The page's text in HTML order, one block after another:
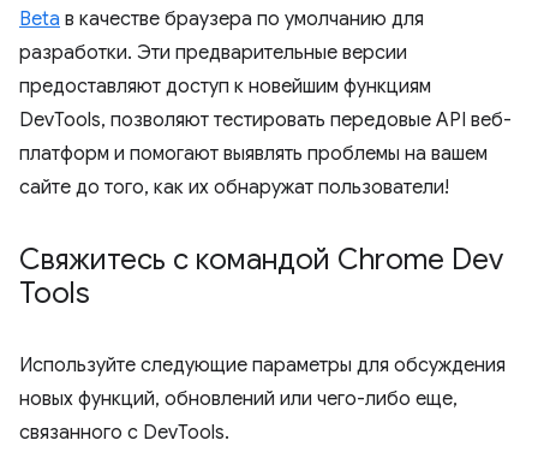
Beta в качестве браузера по умолчанию для
разработки. Эти предварительные версии
предоставляют доступ к новейшим функциям
DevTools, позволяют тестировать передовые API веб-
платформ и помогают выявлять проблемы на вашем
сайте до того, как их обнаружат пользователи!
Свяжитесь с командой Chrome Dev
Tools
Используйте следующие параметры для обсуждения
новых функций, обновлений или чего-либо еще,
связанного с DevTools.